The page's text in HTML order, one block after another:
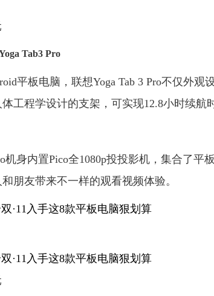
Tab3 Pro
平板电脑，联想Yoga Tab 3 Pro不仅外观
工程学设计的支架，可实现12.8小时续航
机身内置Pico全1080p投投影机，集合了平
朋友带来不一样的观看视频体验。